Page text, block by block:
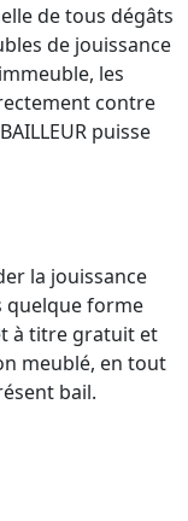
de tous dégâts
de jouissance
les
contre
puisse
la jouissance
quelque forme
à titre gratuit et
meublé, en tout
bail.